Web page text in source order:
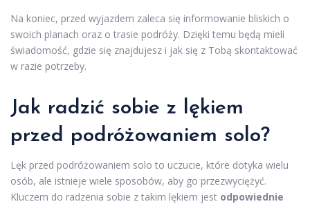
Na koniec, przed wyjazdem zaleca się informowanie bliskich o
swoich planach oraz o trasie podróży. Dzięki temu będą mieli
świadomość, gdzie się znajdujesz i jak się z Tobą skontaktować
w razie potrzeby.
Jak radzić sobie z lękiem
przed podróżowaniem solo?
Lęk przed podróżowaniem solo to uczucie, które dotyka wielu
osób, ale istnieje wiele sposobów, aby go przezwyciężyć.
Kluczem do radzenia sobie z takim lękiem jest odpowiednie